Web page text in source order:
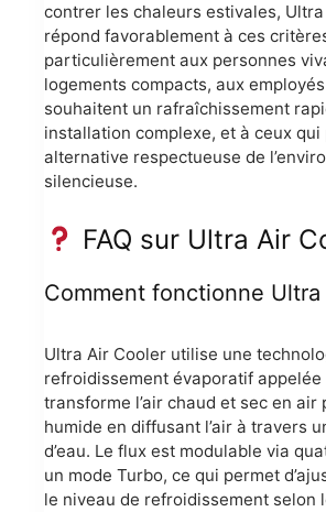
contrer les chaleurs estivales,
répond favorablement à ces
particulièrement aux personnes
logements compacts, aux
souhaitent un rafraîchissement
installation complexe, et à ceux
alternative respectueuse de
silencieuse.
FAQ sur Ultra Air
Comment fonctionne
Ultra Air Cooler utilise une
refroidissement évaporatif
transforme l’air chaud et sec en air
humide en diffusant l’air à travers
d’eau. Le flux est modulable via
un mode Turbo, ce qui permet
le niveau de refroidissement selon